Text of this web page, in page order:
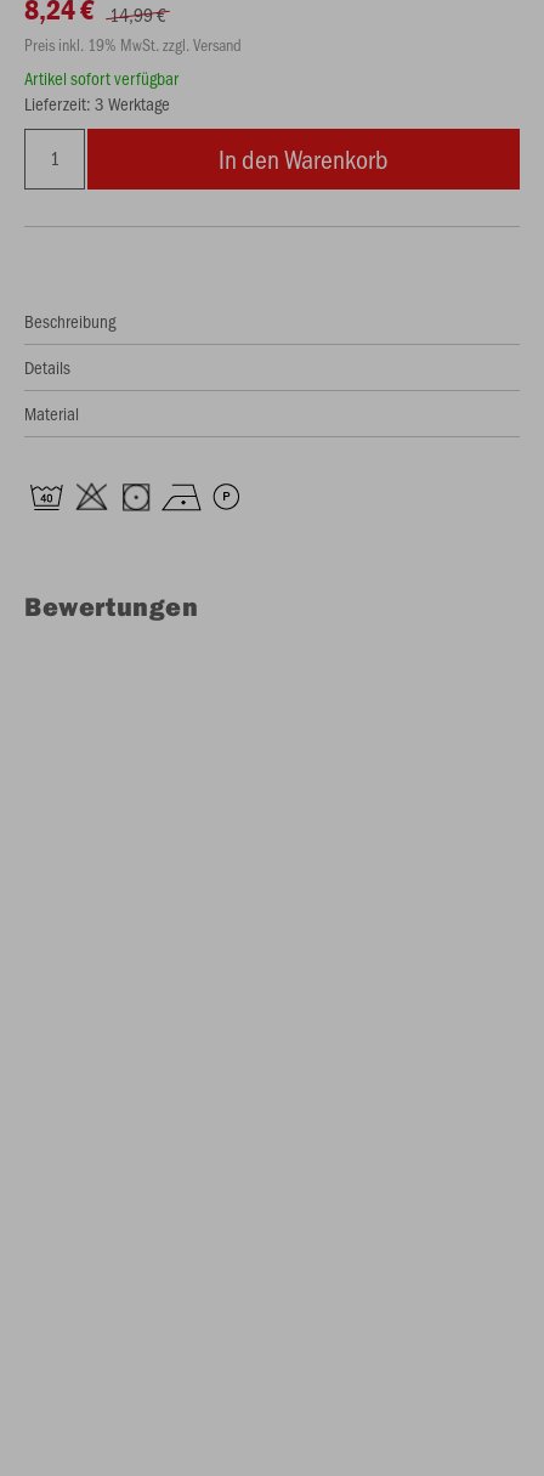
8,24 € 14,99 €
Preis inkl. 19% MwSt. zzgl. Versand
Artikel sofort verfügbar
Lieferzeit: 3 Werktage
In den Warenkorb
Beschreibung
Details
Material
Bewertungen